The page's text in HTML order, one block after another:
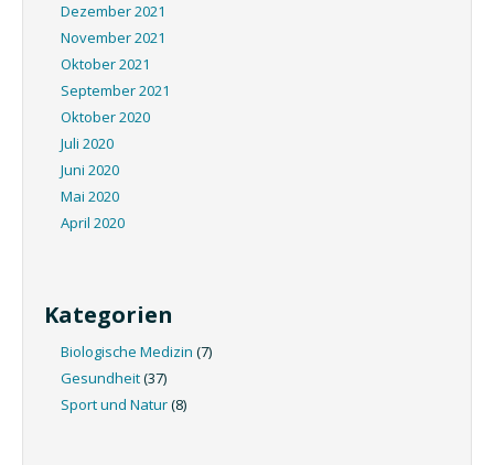
Dezember 2021
November 2021
Oktober 2021
September 2021
Oktober 2020
Juli 2020
Juni 2020
Mai 2020
April 2020
Kategorien
Biologische Medizin (7)
Gesundheit(37)
Sport und Natur(8)